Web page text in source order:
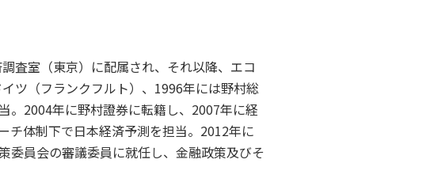
査室（東京）に配属され、それ以降、エコ
ツ（フランクフルト）、1996年には野村総
。2004年に野村證券に転籍し、2007年に経
チ体制下で日本経済予測を担当。2012年に
委員会の審議委員に就任し、金融政策及びそ